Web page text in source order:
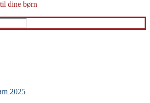
dine børn
2025